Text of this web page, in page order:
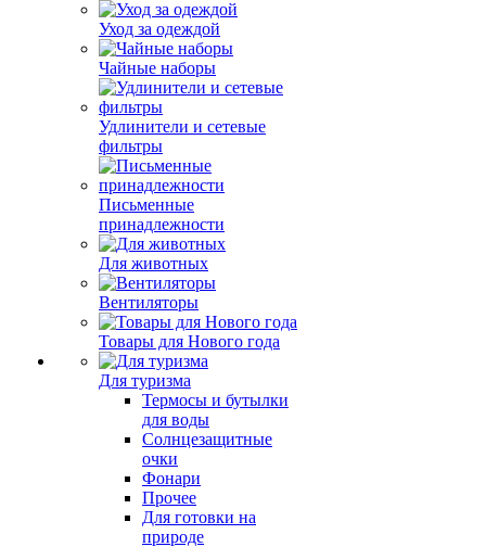
Уход за одеждой
Чайные наборы
Удлинители и сетевые
фильтры
Письменные
принадлежности
Для животных
Вентиляторы
Товары для Нового года
Для туризма
Термосы и бутылки
для воды
Солнцезащитные
очки
Фонари
Прочее
Для готовки на
природе